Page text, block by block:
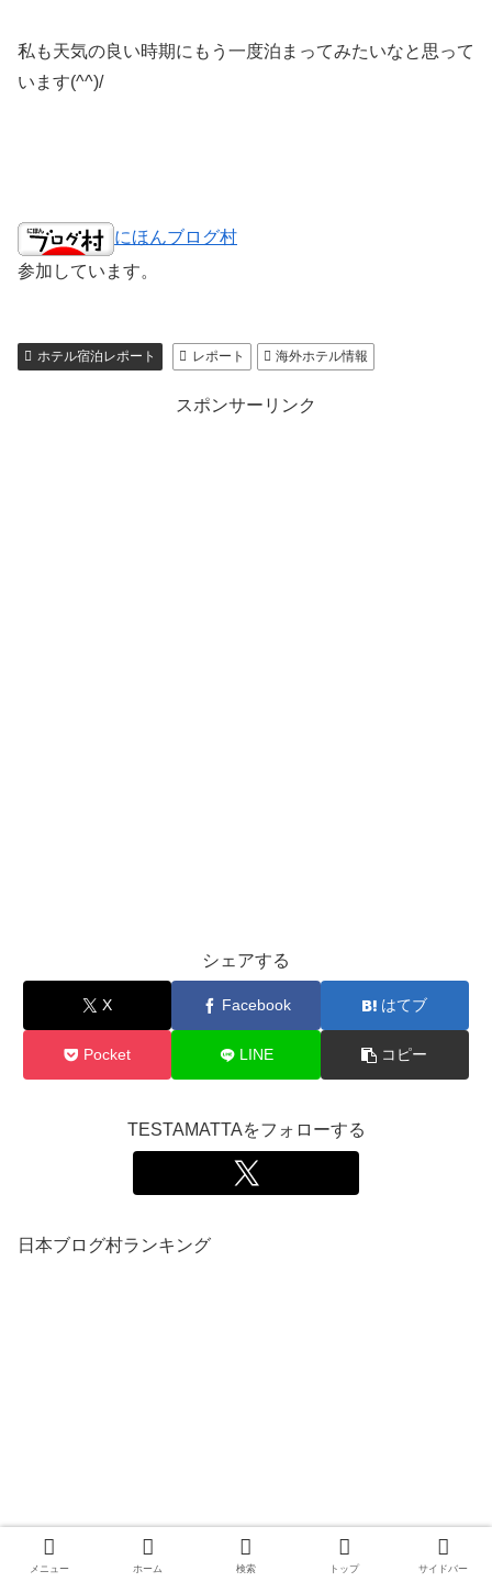
私も天気の良い時期にもう一度泊まってみたいなと思って
います(^^)/
にほんブログ村
参加しています。
ホテル宿泊レポート レポート 海外ホテル情報
スポンサーリンク
シェアする
X Facebook はてブ
Pocket LINE コピー
TESTAMATTAをフォローする
日本ブログ村ランキング
メニュー ホーム 検索 トップ サイドバー